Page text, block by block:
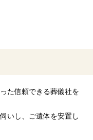
た信頼できる葬儀社を
いし、ご遺体を安置し